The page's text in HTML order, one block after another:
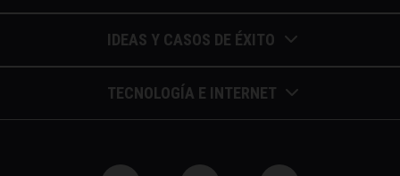
Barómetros de sueldos
Economía colaborativa
IDEAS Y CASOS DE ÉXITO
Calendario de eventos
Casos de éxito
Entrevistas / autores
TECNOLOGÍA E INTERNET